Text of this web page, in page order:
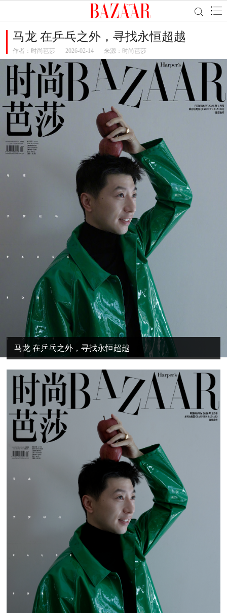
马龙 在乒乓之外，寻找永恒超越
作者： 时尚芭莎 2026-02-14 来源：时尚芭莎
马龙 在乒乓之外，寻找永恒超越